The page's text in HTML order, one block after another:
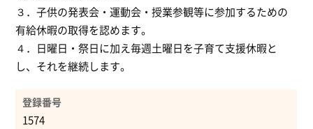
３．子供の発表会・運動会・授業参観等に参加するための
有給休暇の取得を認めます。
４．日曜日・祭日に加え毎週土曜日を子育て支援休暇と
し、それを継続します。
登録番号
1574